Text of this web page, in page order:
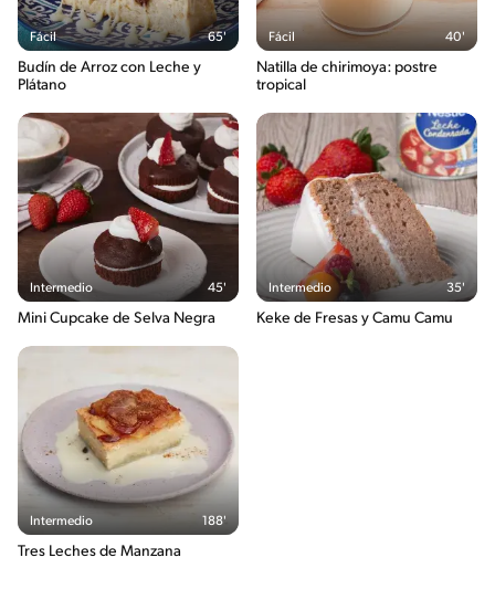
Fácil 65'
Budín de Arroz con Leche y
Plátano
Fácil 40'
Natilla de chirimoya: postre
tropical
Intermedio 45'
Mini Cupcake de Selva Negra
Intermedio 35'
Keke de Fresas y Camu Camu
Intermedio 188'
Tres Leches de Manzana